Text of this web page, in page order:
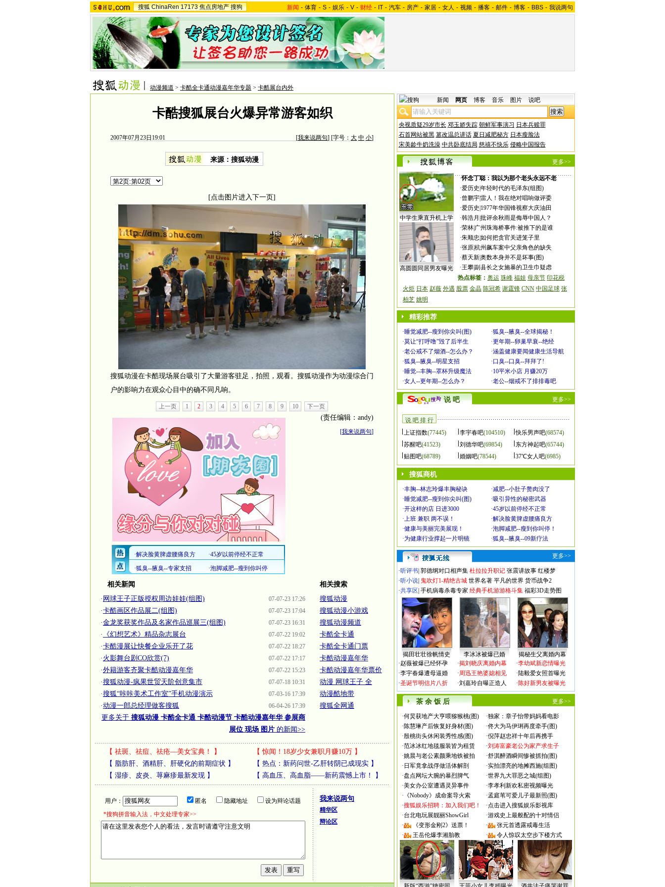
搜狐 ChinaRen 17173 焦点房地产 搜狗 新闻 - 体育 - S - 娱乐 - V - 财经 - IT - 汽车 - 房产 - 家居 - 女人 - 视频 - 播客 - 邮件 - 博客 - BBS - 我说两句
动漫频道 > 卡酷全卡通动漫嘉年华专题 > 卡酷展台内外
卡酷搜狐展台火爆异常游客如织
2007年07月23日19:01 [我来说两句] [字号： 大 中 小]
来源：搜狐动漫
[点击图片进入下一页]
搜狐动漫在卡酷现场展台吸引了大量游客驻足，拍照，观看。搜狐动漫作为动漫综合门
户的影响力在观众心目中的确不同凡响。
上一页 1 2 3 4 5 6 7 8 9 10 下一页
(责任编辑：andy)
[我来说两句]
相关新闻
07-07-23 17:26
· 网球王子正版授权周边娃娃(组图)
07-07-23 17:04
·卡酷画区作品展二(组图)
07-07-23 16:31
·金龙奖获奖作品及名家作品巡展三(组图)
07-07-22 19:02
· 《幻想艺术》精品杂志展台
07-07-22 18:27
·卡酷漫展让快餐企业乐开了花
07-07-22 17:17
· 火影舞台剧CO欣赏(7)
07-07-22 15:23
·外籍游客齐聚卡酷动漫嘉年华
07-07-18 10:31
·搜狐动漫-疯果世贸天阶创意集市
07-03-16 17:39
·搜狐“咔咔美术工作室”手机动漫演示
06-04-26 17:39
·动漫一郎总经理做客搜狐
更多关于 搜狐动漫 卡酷全卡通 卡酷动漫节 卡酷动漫嘉年华 参展商
展位 现场 图片 的新闻>>
相关搜索
搜狐动漫
搜狐动漫小游戏
搜狐动漫频道
卡酷全卡通
卡酷全卡通门票
卡酷动漫嘉年华
卡酷动漫嘉年华票价
动漫 网球王子 全
动漫酷地带
搜狐全网通
【 祛斑、祛痘、祛疮—美女宝典！ 】 【惊闻！18岁少女兼职月赚10万】
【 脂肪肝、酒精肝、肝硬化的前期症状 】 【 热点：新药问世-乙肝转阴已成现实】
【 湿疹、皮炎、荨麻疹最新发现】 【 高血压、高血脂——新药震憾上市！ 】
用户： 匿名 隐藏地址
设为辩论话题
*搜狗拼音输入法，中文处理专家>>
我来说两句
精华区
辩论区
新闻 网页 博客 音乐 图片 说吧
央视质疑29岁市长 邓玉娇失踪 朝鲜军事演习 日本兵赎罪
石首网站被黑 篡改温总讲话 夏日减肥秘方 日本瘦脸法
宋美龄牛奶洗澡 中共卧底结局 慈禧不快乐 侵略中国报告
更多>>
中学生乘直升机上学
高圆圆同居男友曝光
·怀念丁聪：我以为那个老头永远不老
·爱历史 年轻时代的毛泽东(组图)
·曾鹏宇|雷人！我在绝对唱响做评委
·爱历史 1977年华国锋视察大庆油田
·韩浩月 批评余秋雨是侮辱中国人？
·荣林| 广州珠海桥事件:被推下的是谁
·朱顺忠 如何把贪官关进笼子里
·张原|杭州飙车案中父亲角色的缺失
·蔡天新|奥数本身并不是坏事(图)
·王攀|副县长之女施暴的卫生巾疑虑
热点标签： 奥运 珠峰 福娃 母亲节 印花税
火炬 日本 赵薇 外遇 股票 金晶 陈冠希 谢霆锋 CNN 中国足球 张
柏芝 姚明
精彩推荐
·睡觉减肥--瘦到你尖叫(图) ·狐臭--腋臭--全球揭秘！
·莫让“打呼噜”毁了后半生 ·更年期--卵巢早衰--绝经
·老公戒不了烟酒--怎么办？ ·涵盖健康要闻健康生活导航
·狐臭--腋臭--明星支招 ·口臭--口臭--拜拜了!
·睡觉--丰胸--罩杯升级魔法 ·10平米小店 月赚20万
·女人--更年期--怎么办？ ·老公--烟戒不了排排毒吧
说 吧 更多>>
说 吧 排 行
上证指数(77445) 李宇春吧(104510) 快乐男声吧(68574)
苏醒吧(41523) 刘德华吧(69854) 东方神起吧(65744)
贴图吧(68789) 婚姻吧(78544) 37℃女人吧(6985)
搜狐商机
·丰胸--林志玲爆丰胸秘诀 ·减肥--小肚子赘肉没了
·睡觉减肥--瘦到你尖叫(图) ·吸引异性的秘密武器
·开这样的店 日进3000 ·45岁以前停经不正常
·上班 兼职 两不误！ ·解决脸黄脾虚腰痛良方
·健康与美丽完美展现！ ·泡脚减肥--瘦到你叫停！
·为健康行业撑起一片明镜 ·狐臭--腋臭--09新疗法
更多>>
·听评书 郭德纲对口相声集 杜拉拉升职记 张震讲故事 红楼梦
·听小说 鬼吹灯1-精绝古城 世界名著 平凡的世界 货币战争2
·共享区 手机病毒杀毒专家 经典手机游游格斗集 福彩3D走势图
揭田壮壮徐帆情史 李冰冰被爆已婚
揭秘生父离婚内幕
·赵薇被爆已经怀孕
·李宇春爆遭母逼婚
·圣诞节明信片八折
·揭刘晓庆离婚内幕
·周迅王艳婆媳相见
·刘嘉玲自曝正造人
·李幼斌新恋情曝光
·陆毅爱女照首曝光
·陈好新男友被曝光
茶 余 饭 后 更多>>
·何炅获地产大亨喂猕猴桃(图) ·独家：章子怡带妈妈看电影
·陈慧琳产后恢复好身材(图) ·佟大为马伊琍再度牵手(图)
·殷桃街头休闲装秀性感(图) ·倪萍赵忠祥十年后再携手
·范冰冰红地毯服装皆为租赁 ·刘涛富豪老公为家产求生子
·姚晨与老公素颜乘地铁被拍 ·舒淇醉酒瞬间惨被抓拍(图)
· 日军竟拿战俘做活体解剖 ·实拍漂亮的地摊西施(组图)
·盘点网坛大腕的暴烈脾气 ·世界九大罪恶之城(组图)
·美女办公室遭遇灵异事件 ·李孝利新欢私密视频曝光
· 《Nobody》成命案导火索 ·孟庭苇可爱儿子最新照(图)
·搜狐娱乐招聘：加入我们吧！ ·点击进入搜狐娱乐影视库
·台北电玩展靓丽ShowGirl ·游戏史上最般配的十对情侣
·
《变形金刚2》送票！ ·
张元首透露戒毒生活
·
王岳伦爆李湘胎教 · 令人惊叹太空步下楼方式